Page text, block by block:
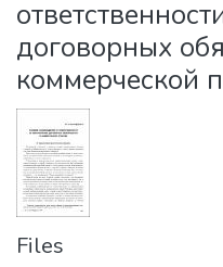
Statistics
договорных
коммерческой
Files